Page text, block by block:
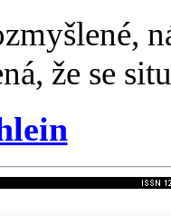
že se